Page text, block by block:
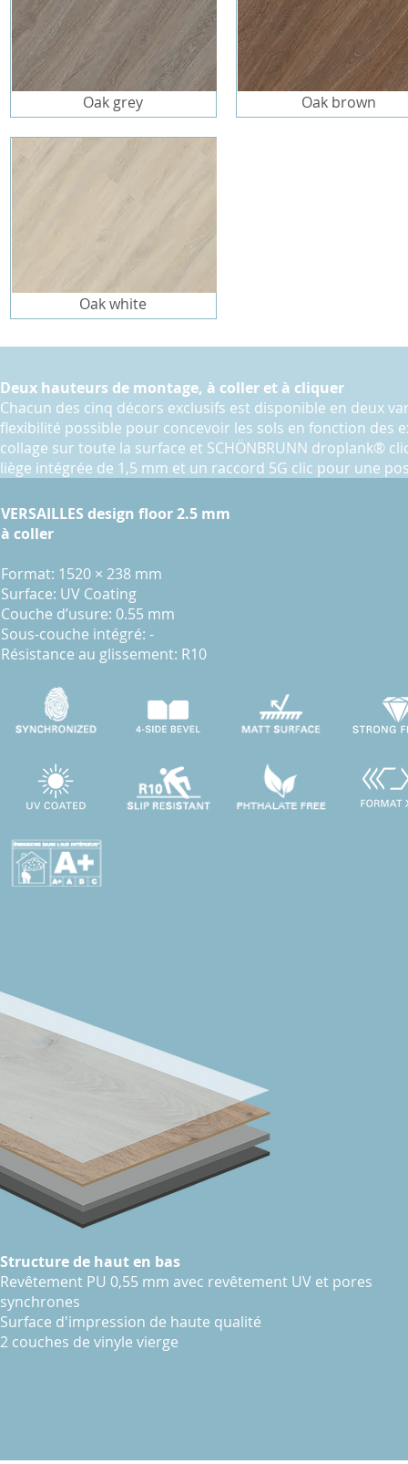
Oak grey Oak brown
Oak white
Deux hauteurs de montage, à coller et à cliquer
Chacun des cinq décors exclusifs est disponible en deux
flexibilité possible pour concevoir les sols en fonction des
collage sur toute la surface et SCHÖNBRUNN droplank®
liège intégrée de 1,5 mm et un raccord 5G clic pour une
VERSAILLES design floor 2.5 mm
à coller
Format: 1520 × 238 mm
Surface: UV Coating
Couche d’usure: 0.55 mm
Sous-couche intégré: -
Résistance au glissement: R10
Structure de haut en bas
Revêtement PU 0,55 mm avec revêtement UV et pores
synchrones
Surface d'impression de haute qualité
2 couches de vinyle vierge